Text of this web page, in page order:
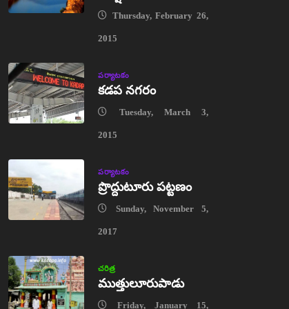
Thursday, February 26,
2015
పర్యాటకం
కడప నగరం
Tuesday, March 3,
2015
పర్యాటకం
ప్రొద్దుటూరు పట్టణం
Sunday, November 5,
2017
చరిత్ర
ముత్తులూరుపాడు
Friday, January 15,